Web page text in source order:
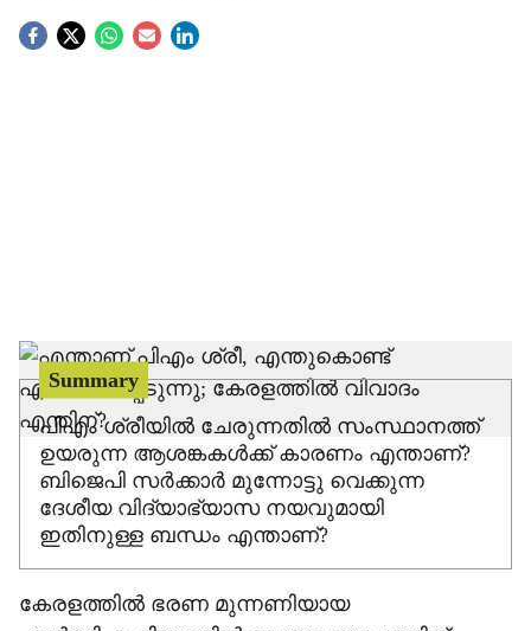
S
h
a
Summary
പിഎം ശ്രീയില്‍ ചേരുന്നതില്‍ സംസ്ഥാനത്ത്
ഉയരുന്ന ആശങ്കകള്‍ക്ക് കാരണം എന്താണ്?
ബിജെപി സര്‍ക്കാര്‍ മുന്നോട്ടു വെക്കുന്ന
ദേശീയ വിദ്യാഭ്യാസ നയവുമായി
ഇതിനുള്ള ബന്ധം എന്താണ്?
കേരളത്തില്‍ ഭരണ മുന്നണിയായ